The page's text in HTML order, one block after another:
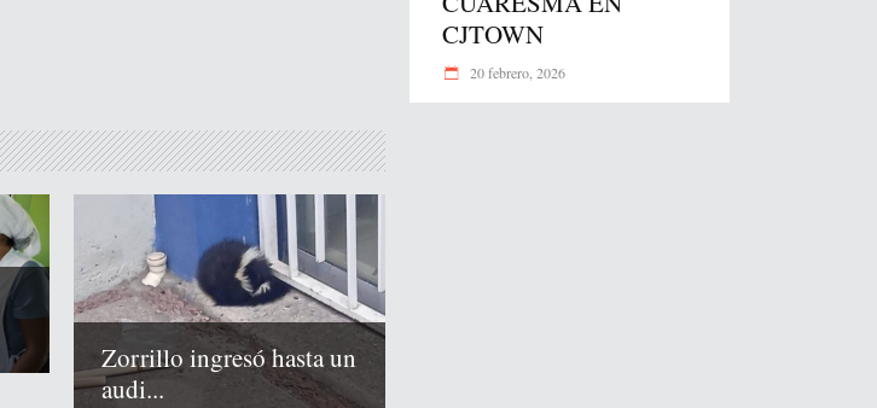
Zorrillo ingresó hasta un
audi...
CJTOWN
20 febrero, 2026